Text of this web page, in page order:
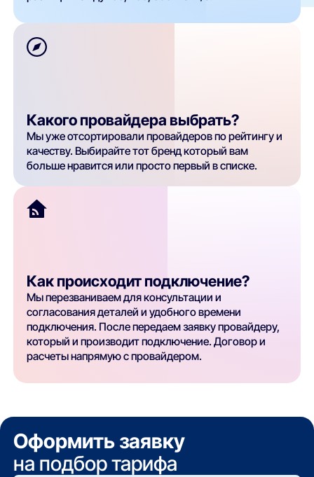
Какого провайдера выбрать?
Мы уже отсортировали провайдеров по рейтингу и
качеству. Выбирайте тот бренд который вам
больше нравится или просто первый в списке.
Как происходит подключение?
Мы перезваниваем для консультации и
согласования деталей и удобного времени
подключения. После передаем заявку провайдеру,
который и производит подключение. Договор и
расчеты напрямую с провайдером.
Оформить заявку
на подбор тарифа